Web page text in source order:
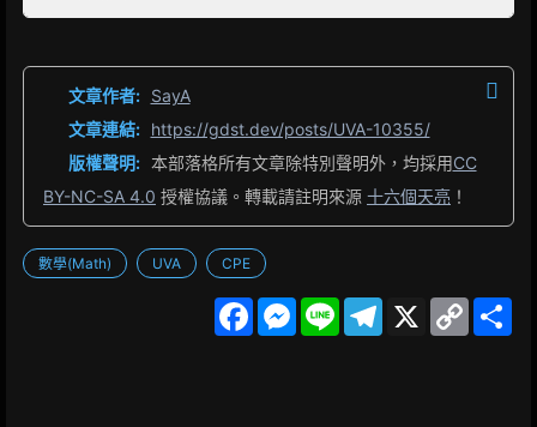
文章作者: SayA
文章連結: https://gdst.dev/posts/UVA-10355/
版權聲明: 本部落格所有文章除特別聲明外，均採用CC
BY-NC-SA 4.0 授權協議。轉載請註明來源 十六個天亮 ！
數學(Math) UVA CPE
F
M
L
X
C